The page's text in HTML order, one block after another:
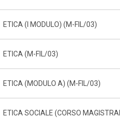
ETICA (I MODULO) (M-FIL/03)
ETICA (M-FIL/03)
ETICA (MODULO A) (M-FIL/03)
ETICA SOCIALE (CORSO